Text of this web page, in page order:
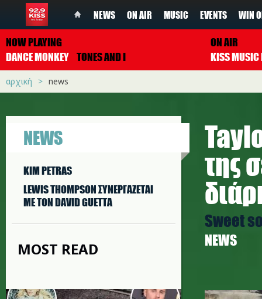
NEWS ON AIR MUSIC EVENTS WIN
NOW PLAYING
DANCE MONKEY TONES AND I
ON AIR
αρχική news
NEWS
KIM PETRAS
LEWIS THOMPSON ΣΥΝΕΡΓAΖΕΤΑΙ
ΜΕ ΤΟΝ DAVID GUETTA
MOST READ
της
Sweet
NEWS
t.jpg